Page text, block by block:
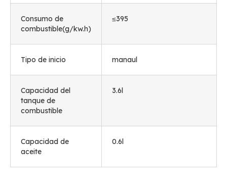
Consumo de
combustible(g/kw.h)
≤395
Tipo de inicio manaul
Capacidad del
tanque de
combustible
3.6l
Capacidad de
aceite
0.6l